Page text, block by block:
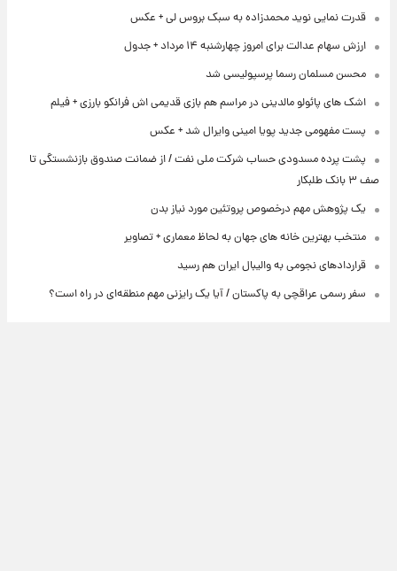
قدرت نمایی نوید محمدزاده به سبک بروس لی + عکس
ارزش سهام عدالت برای امروز چهارشنبه ۱۴ مرداد + جدول
محسن مسلمان رسما پرسپولیسی شد
اشک های پائولو مالدینی در مراسم هم بازی قدیمی اش فرانکو بارزی + فیلم
پست مفهومی جدید پویا امینی وایرال شد + عکس
پشت پرده‌ مسدودی حساب شرکت ملی نفت / از ضمانت صندوق بازنشستگی تا
صف ۳ بانک طلبکار
یک پژوهش مهم درخصوص پروتئین مورد نیاز بدن
منتخب بهترین خانه های جهان به لحاظ معماری + تصاویر
قراردادهای نجومی به والیبال ایران هم رسید
سفر رسمی عراقچی به پاکستان / آیا یک رایزنی مهم منطقه‌ای در راه است؟